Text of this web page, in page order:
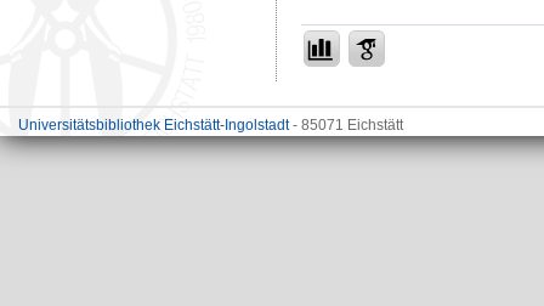
Universitätsbibliothek Eichstätt-Ingolstadt- 85071 Eichstätt